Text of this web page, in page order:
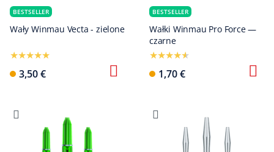
BESTSELLER
Wały Winmau Vecta - zielone
3,50 €
BESTSELLER
Wałki Winmau Pro Force —
czarne
1,70 €